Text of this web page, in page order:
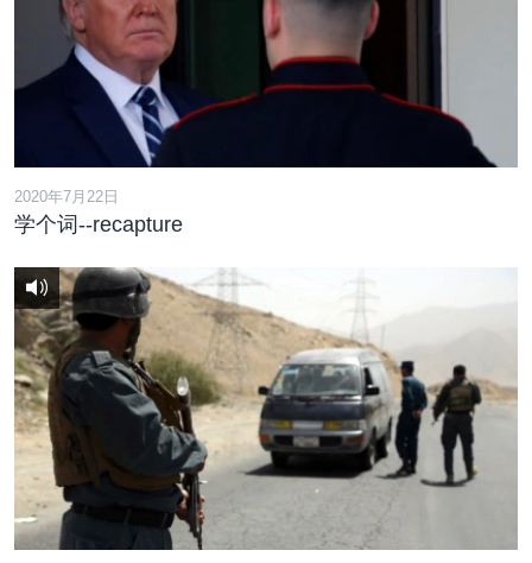
2020年7月22日
学个词--recapture